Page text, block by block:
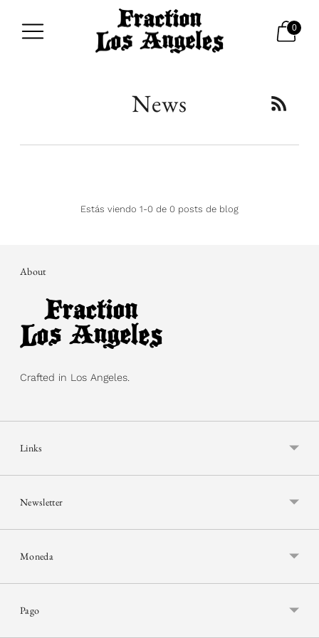
0
News
Estás viendo 1-0 de 0 posts de blog
About
Crafted in Los Angeles.
Links
Newsletter
Moneda
Pago